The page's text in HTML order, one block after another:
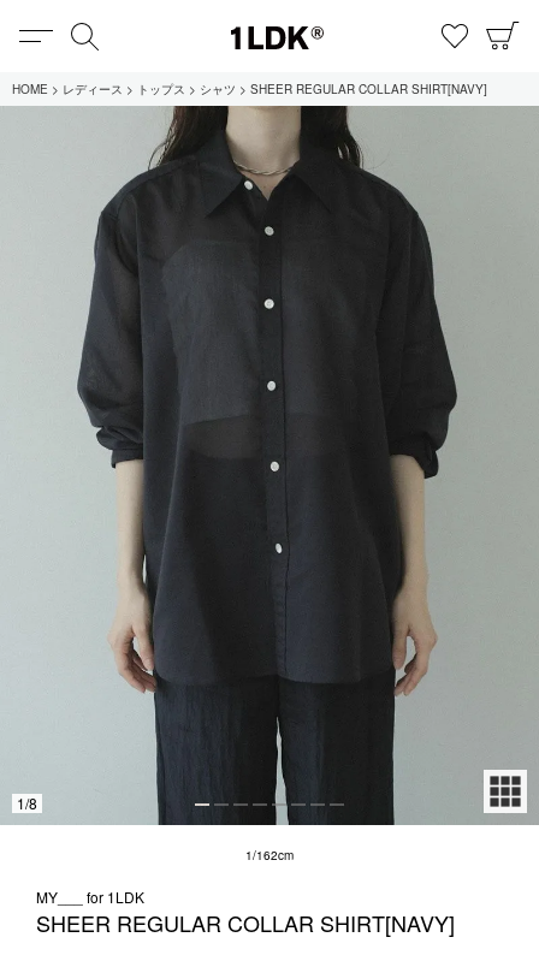
MENU お気に
在庫あり
全てのアイテム
全てのブランド
UNIVERSAL PRODUCTS.
1LDK STAND
HOME レディース トップス シャツ SHEER REGULAR COLLAR SHIRT[NAVY]
1/8
1/162cm
MY___ for 1LDK
SHEER REGULAR COLLAR SHIRT[NAVY]